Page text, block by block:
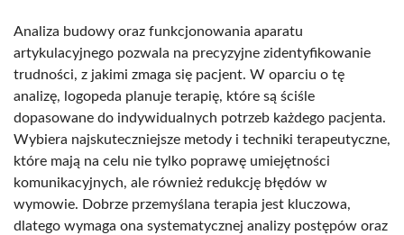
Analiza budowy oraz funkcjonowania aparatu
artykulacyjnego pozwala na precyzyjne zidentyfikowanie
trudności, z jakimi zmaga się pacjent. W oparciu o tę
analizę, logopeda planuje terapię, które są ściśle
dopasowane do indywidualnych potrzeb każdego pacjenta.
Wybiera najskuteczniejsze metody i techniki terapeutyczne,
które mają na celu nie tylko poprawę umiejętności
komunikacyjnych, ale również redukcję błędów w
wymowie. Dobrze przemyślana terapia jest kluczowa,
dlatego wymaga ona systematycznej analizy postępów oraz